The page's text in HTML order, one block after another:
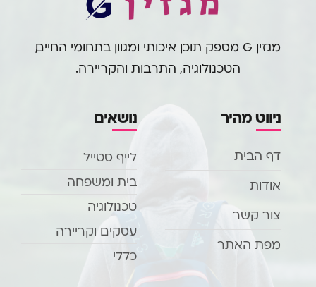
מגזין G מספק תוכן איכותי ומגוון בתחומי החיים,
הטכנולוגיה, התרבות והקריירה.
ניווט מהיר
דף הבית
אודות
צור קשר
מפת האתר
נושאים
לייף סטייל
בית ומשפחה
טכנולוגיה
עסקים וקריירה
כללי